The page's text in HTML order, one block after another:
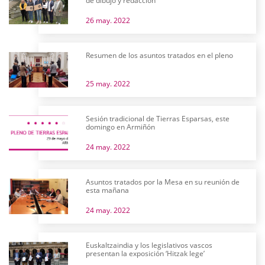
26 may. 2022
Resumen de los asuntos tratados en el pleno
25 may. 2022
Sesión tradicional de Tierras Esparsas, este
domingo en Armiñón
24 may. 2022
Asuntos tratados por la Mesa en su reunión de
esta mañana
24 may. 2022
Euskaltzaindia y los legislativos vascos
presentan la exposición ‘Hitzak lege’